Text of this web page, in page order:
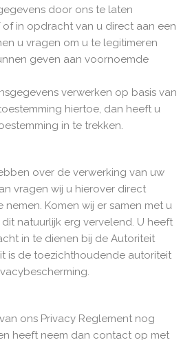
door ons te laten
in opdracht van u direct aan een
u vragen om u te legitimeren
geven aan voornoemde
verwerken op basis van
hiertoe, dan heeft u
in te trekken.
over de verwerking van uw
vragen wij u hierover direct
Komen wij er samen met u
natuurlijk erg vervelend. U heeft
in te dienen bij de Autoriteit
is de toezichthoudende autoriteit
ons Privacy Reglement nog
heeft neem dan contact op met